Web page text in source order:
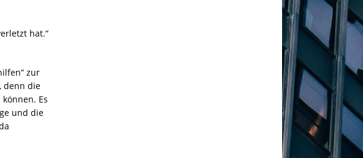
hat.“
zur
denn die
Es
und die